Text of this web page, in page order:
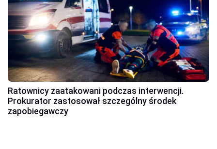
Ratownicy zaatakowani podczas interwencji.
Prokurator zastosował szczególny środek
zapobiegawczy